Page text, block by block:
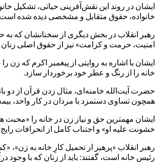
ایشان در روند این نقش‌آفرینی حیاتی، تشکیل
خانواده، حقوق متقابل و مشخصی دیده شده
رهبر انقلاب در بخش دیگری از سخنانشان که به
امنیت، حرمت و کرامت» نیز از حقوق اصلی
ایشان با اشاره به روایتی از پیغمبر اکرم که زن
خانه را از رنگ و عطر خود برخوردار سازد.
حضرت آیت‌الله خامنه‌ای، مثال زدن قرآن از
همچون تساوی دستمزد با مردان در کار واحد،
ایشان مهمترین حق و نیاز زن در خانه را «محبت
خشونت علیه او» و اجتناب کامل از انحرافات
رهبر انقلاب «پرهیز از تحمیل کارِ خانه به
رئیس خانه است، گفتند: باید از زنان که با وجود